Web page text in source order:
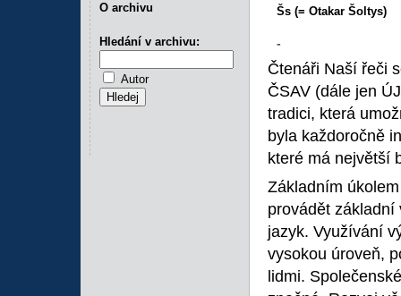
Šs (= Otakar Šoltys)
-
Čtenáři Naší řeči
ČSAV (dále jen
tradici, která
byla každoročně
které má největší
Základním
provádět základní
jazyk. Využívání
vysokou úroveň,
lidmi.
O archivu
Hledání v archivu:
Autor